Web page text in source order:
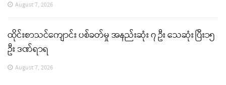
August 7, 2026
ထိုင်းစာသင်ကျောင်း ပစ်ခတ်မှု အနည်းဆုံး ၇ ဦး သေဆုံး ပြီး၁၅
ဦး ဒဏ်ရာရ
August 7, 2026